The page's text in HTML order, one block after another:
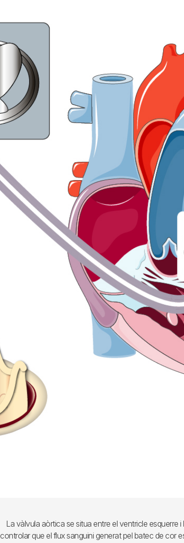
La vàlvula aòrtica se situa entre el ventricle
controlar que el flux sanguini generat pel batec de cor